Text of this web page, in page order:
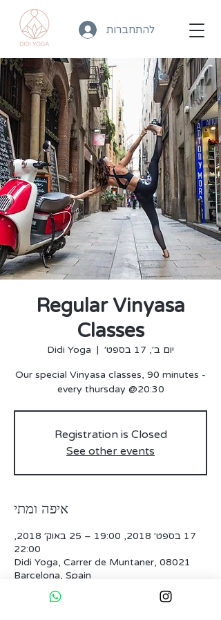
להתחברות
Regular Vinyasa
Classes
יום ב׳, 17 בספט׳
  |
Didi Yoga
Our special Vinyasa classes, 90 minutes -
every thursday @20:30
Registration is Closed
See other events
איפה ומתי
17 בספט׳ 2018, 19:00 – 25 באוק׳ 2018,
22:00
Didi Yoga, Carrer de Muntaner, 08021
Barcelona, Spain